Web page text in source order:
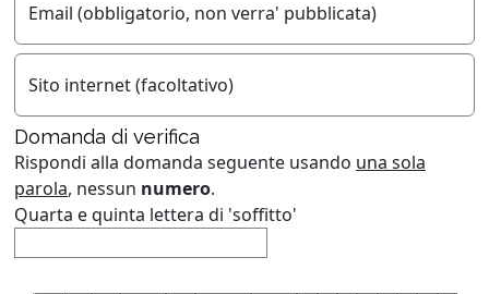
Email (obbligatorio, non verra' pubblicata)
Sito internet (facoltativo)
Domanda di verifica
Rispondi alla domanda seguente usando una sola
parola, nessun numero.
Quarta e quinta lettera di 'soffitto'